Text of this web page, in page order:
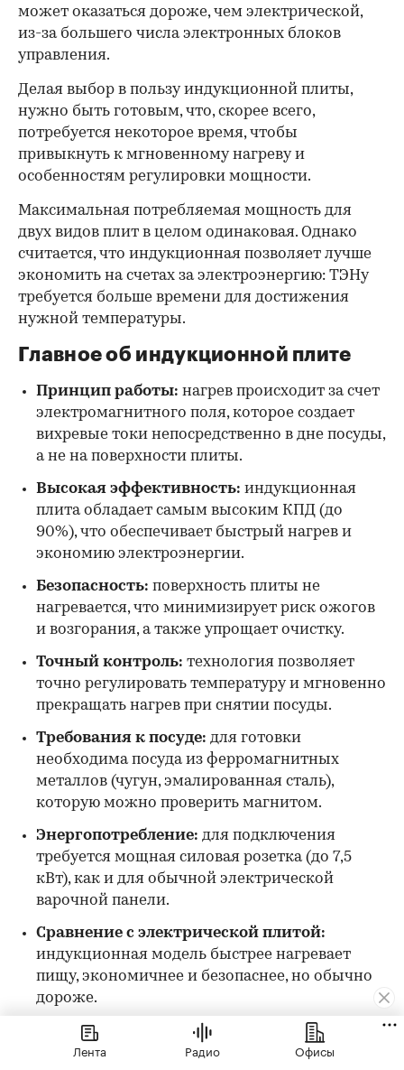
может оказаться дороже, чем электрической,
из-за большего числа электронных блоков
управления.
Делая выбор в пользу индукционной плиты,
нужно быть готовым, что, скорее всего,
потребуется некоторое время, чтобы
привыкнуть к мгновенному нагреву и
особенностям регулировки мощности.
Максимальная потребляемая мощность для
двух видов плит в целом одинаковая. Однако
считается, что индукционная позволяет лучше
экономить на счетах за электроэнергию: ТЭНу
требуется больше времени для достижения
нужной температуры.
Главное об индукционной плите
Принцип работы: нагрев происходит за счет
электромагнитного поля, которое создает
вихревые токи непосредственно в дне посуды,
а не на поверхности плиты.
Высокая эффективность: индукционная
плита обладает самым высоким КПД (до
90%), что обеспечивает быстрый нагрев и
экономию электроэнергии.
Безопасность: поверхность плиты не
нагревается, что минимизирует риск ожогов
и возгорания, а также упрощает очистку.
Точный контроль: технология позволяет
точно регулировать температуру и мгновенно
прекращать нагрев при снятии посуды.
Требования к посуде: для готовки
необходима посуда из ферромагнитных
металлов (чугун, эмалированная сталь),
которую можно проверить магнитом.
Энергопотребление: для подключения
требуется мощная силовая розетка (до 7,5
кВт), как и для обычной электрической
варочной панели.
Сравнение с электрической плитой:
индукционная модель быстрее нагревает
пищу, экономичнее и безопаснее, но обычно
дороже.
Дополнительные возможности:
многие
модели оснащены полезными функциями:
Лента Радио Офисы